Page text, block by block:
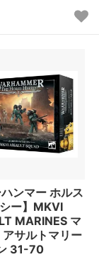
ハンマー ホルス
ー】MKVI
MARINES マ
サルトマリー
31-70